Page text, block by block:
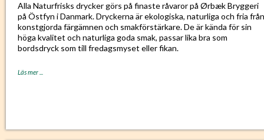
Alla Naturfrisks drycker görs på finaste råvaror på Ørbæk Bryggeri
på Östfyn i Danmark. Dryckerna är ekologiska, naturliga och fria från
konstgjorda färgämnen och smakförstärkare. De är kända för sin
höga kvalitet och naturliga goda smak, passar lika bra som
bordsdryck som till fredagsmyset eller fikan.
Läs mer ...